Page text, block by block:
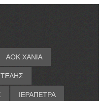
ΑΟΚ ΧΑΝΙΑ
ΙΕΡΑΠΕΤΡΑ